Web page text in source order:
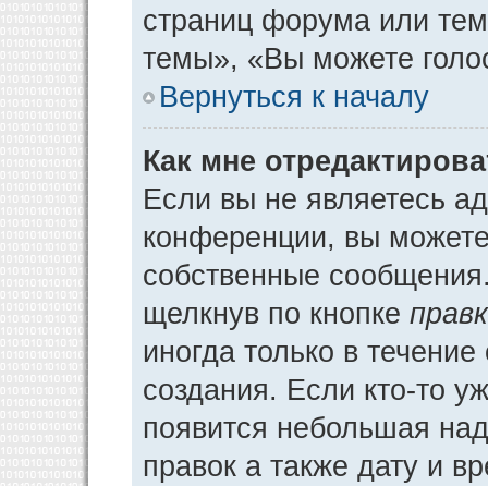
страниц форума или
темы», «Вы можете
Вернуться к началу
Как мне
Если вы не являетесь
конференции, вы можете
собственные
щелкнув по кнопке
иногда только в
создания. Если кто-то
появится небольшая
правок а также дату и